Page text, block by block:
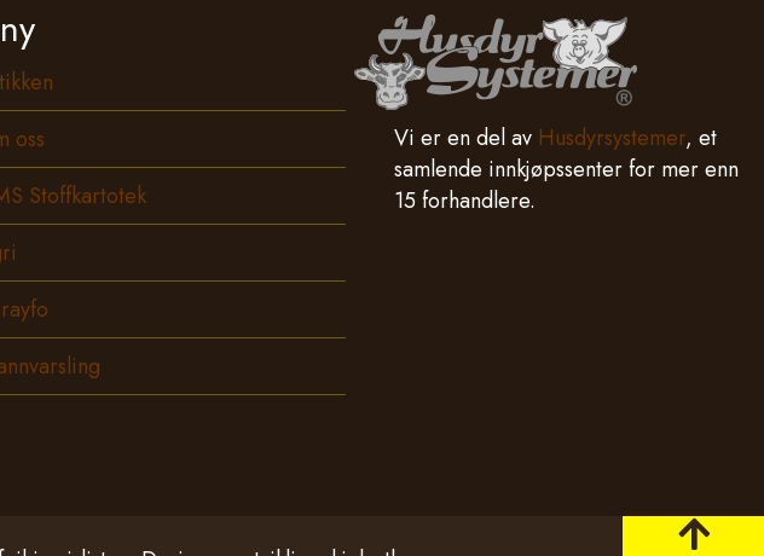
oss
Stoffkartotek
Vi er en del av Husdyrsystemer, et
samlende innkjøpssenter for mer enn
15 forhandlere.
Tilbake